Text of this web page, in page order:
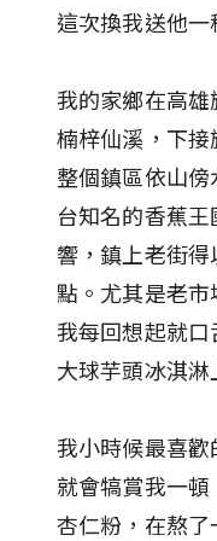
這次換我送他一
我的家鄉在高
楠梓仙溪，下
整個鎮區依山
台知名的香蕉
響，鎮上老街
點。尤其是老
我每回想起就
大球芋頭冰淇
我小時候最喜
就會犒賞我一
杏仁粉，在熬